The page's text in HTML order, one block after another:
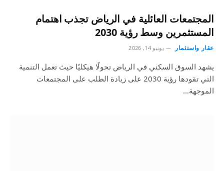
المجتمعات العائلية في الرياض تجذب اهتمام
المستثمرين وسط رؤية 2030
عقار واستثمار يونيو 14, 2026
يشهد السوق السكني في الرياض تحولًا هيكليًا حيث تعمل التنمية
التي تقودها رؤية 2030 على زيادة الطلب على المجتمعات
الموجهة…